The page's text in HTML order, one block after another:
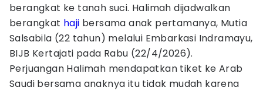
berangkat ke tanah suci. Halimah dijadwalkan
berangkat haji bersama anak pertamanya, Mutia
Salsabila (22 tahun) melalui Embarkasi Indramayu,
BIJB Kertajati pada Rabu (22/4/2026).
Perjuangan Halimah mendapatkan tiket ke Arab
Saudi bersama anaknya itu tidak mudah karena